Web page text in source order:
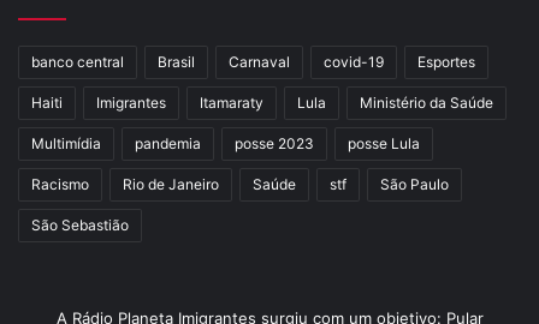
banco central Brasil Carnaval covid-19 Esportes
Haiti Imigrantes Itamaraty Lula Ministério da Saúde
Multimídia pandemia posse 2023 posse Lula
Racismo Rio de Janeiro Saúde stf São Paulo
São Sebastião
A Rádio Planeta Imigrantes surgiu com um objetivo: Pular